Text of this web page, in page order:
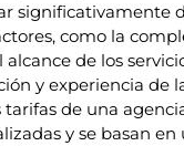
significativamente
como la
alcance de los
y experiencia de
tarifas de una
y se basan en